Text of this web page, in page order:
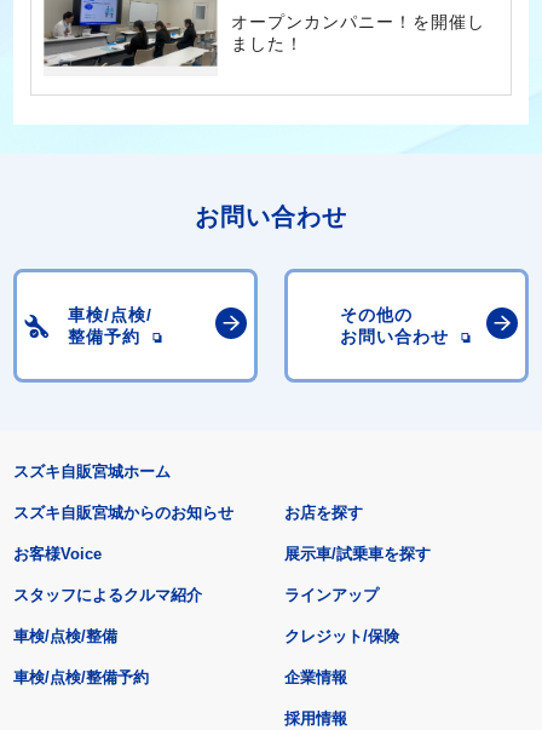
オープンカンパニー！を開催し
ました！
お問い合わせ
車検/点検/
整備予約
その他の
お問い合わせ
スズキ自販宮城ホーム
スズキ自販宮城からのお知らせ
お客様Voice
スタッフによるクルマ紹介
お店を探す
展示車/試乗車を探す
ラインアップ
車検/点検/整備 クレジット/保険
車検/点検/整備予約 企業情報
採用情報